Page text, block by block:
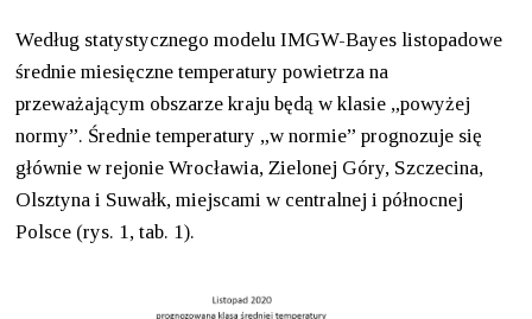
Według statystycznego modelu IMGW-Bayes listopadowe
średnie miesięczne temperatury powietrza na
przeważającym obszarze kraju będą w klasie „powyżej
normy”. Średnie temperatury „w normie” prognozuje się
głównie w rejonie Wrocławia, Zielonej Góry, Szczecina,
Olsztyna i Suwałk, miejscami w centralnej i północnej
Polsce (rys. 1, tab. 1).